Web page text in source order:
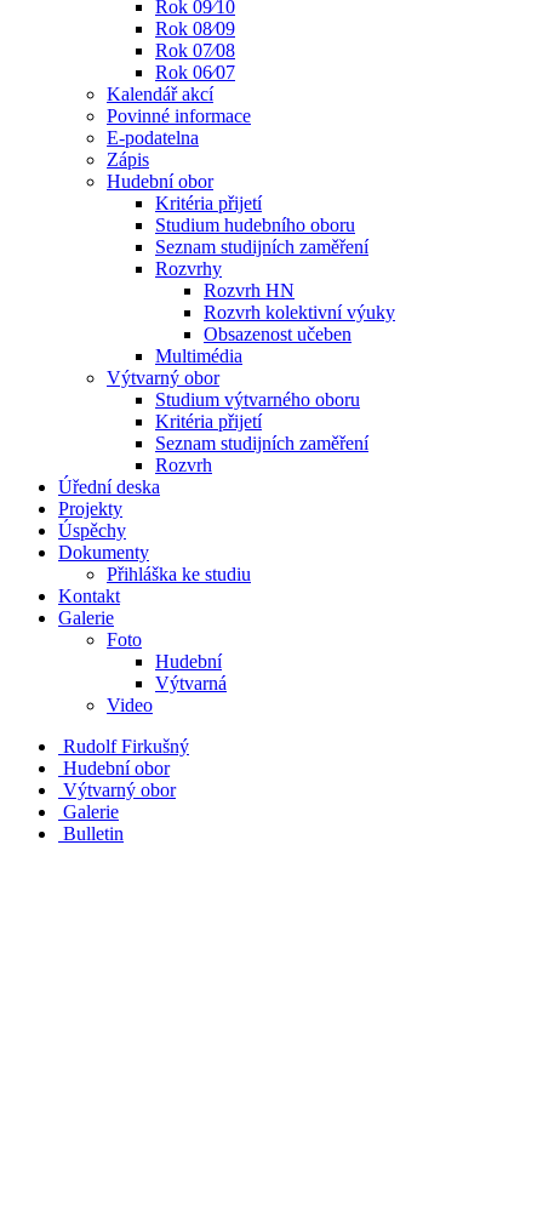
Rok 09⁄10
Rok 08⁄09
Rok 07⁄08
Rok 06⁄07
Kalendář akcí
Povinné informace
E-podatelna
Zápis
Hudební obor
Kritéria přijetí
Studium hudebního oboru
Seznam studijních zaměření
Rozvrhy
Rozvrh HN
Rozvrh kolektivní výuky
Obsazenost učeben
Multimédia
Výtvarný obor
Studium výtvarného oboru
Kritéria přijetí
Seznam studijních zaměření
Rozvrh
Úřední deska
Projekty
Úspěchy
Dokumenty
Přihláška ke studiu
Kontakt
Galerie
Foto
Hudební
Výtvarná
Video
Rudolf Firkušný
Hudební obor
Výtvarný obor
Galerie
Bulletin